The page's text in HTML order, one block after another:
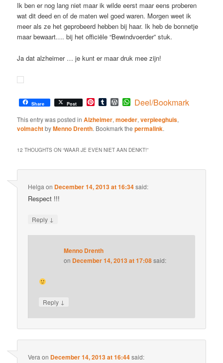
Ik ben er nog lang niet maar ik wilde eerst maar eens proberen
wat dit deed en of de maten wel goed waren. Morgen weet ik
meer als ze het geprobeerd hebben bij haar. Ik heb de bonnetje
maar bewaart…. bij het officiële “Bewindvoerder” stuk.
Ja dat alzheimer … je kunt er maar druk mee zijn!
Share Post Pinterest
TumblrWordPress
WhatsApp
Deel/Bookmark
This entry was posted inAlzheimer,moeder,verpleeghuis,
volmachtbyMenno Drenth. Bookmark thepermalink.
12 THOUGHTS ON “WAAR JE EVEN NIET AAN DENKT!”
Helga on December 14, 2013 at 16:34said:
Respect !!!
Reply ↓
Menno Drenth
on December 14, 2013 at 17:08said:
Reply ↓
Vera on December 14, 2013 at 16:44said: